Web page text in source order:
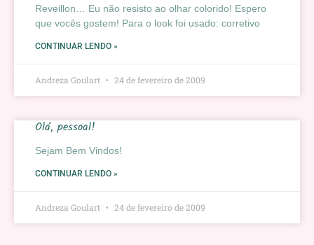
Reveillon… Eu não resisto ao olhar colorido! Espero
que vocês gostem! Para o look foi usado: corretivo
CONTINUAR LENDO »
Andreza Goulart 24 de fevereiro de 2009
Olá, pessoal!
Sejam Bem Vindos!
CONTINUAR LENDO »
Andreza Goulart 24 de fevereiro de 2009